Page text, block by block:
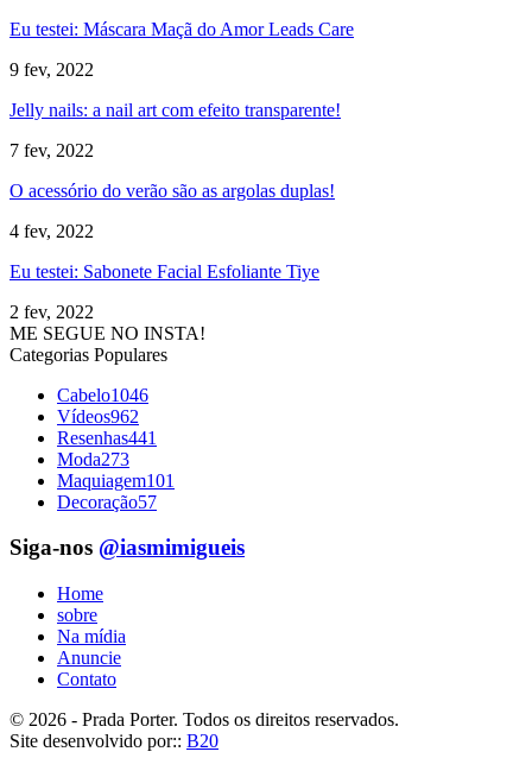
Eu testei: Máscara Maçã do Amor Leads Care
9 fev, 2022
Jelly nails: a nail art com efeito transparente!
7 fev, 2022
O acessório do verão são as argolas duplas!
4 fev, 2022
Eu testei: Sabonete Facial Esfoliante Tiye
2 fev, 2022
ME SEGUE NO INSTA!
Categorias Populares
Cabelo1046
Vídeos962
Resenhas441
Moda273
Maquiagem101
Decoração57
Siga-nos @iasmimigueis
Home
sobre
Na mídia
Anuncie
Contato
© 2026 - Prada Porter. Todos os direitos reservados.
Site desenvolvido por:: B20